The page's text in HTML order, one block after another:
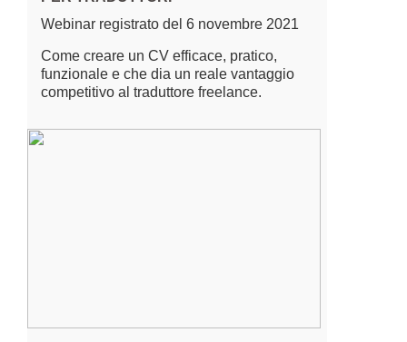
Webinar registrato del 6 novembre 2021
Come creare un CV efficace, pratico,
funzionale e che dia un reale vantaggio
competitivo al traduttore freelance.